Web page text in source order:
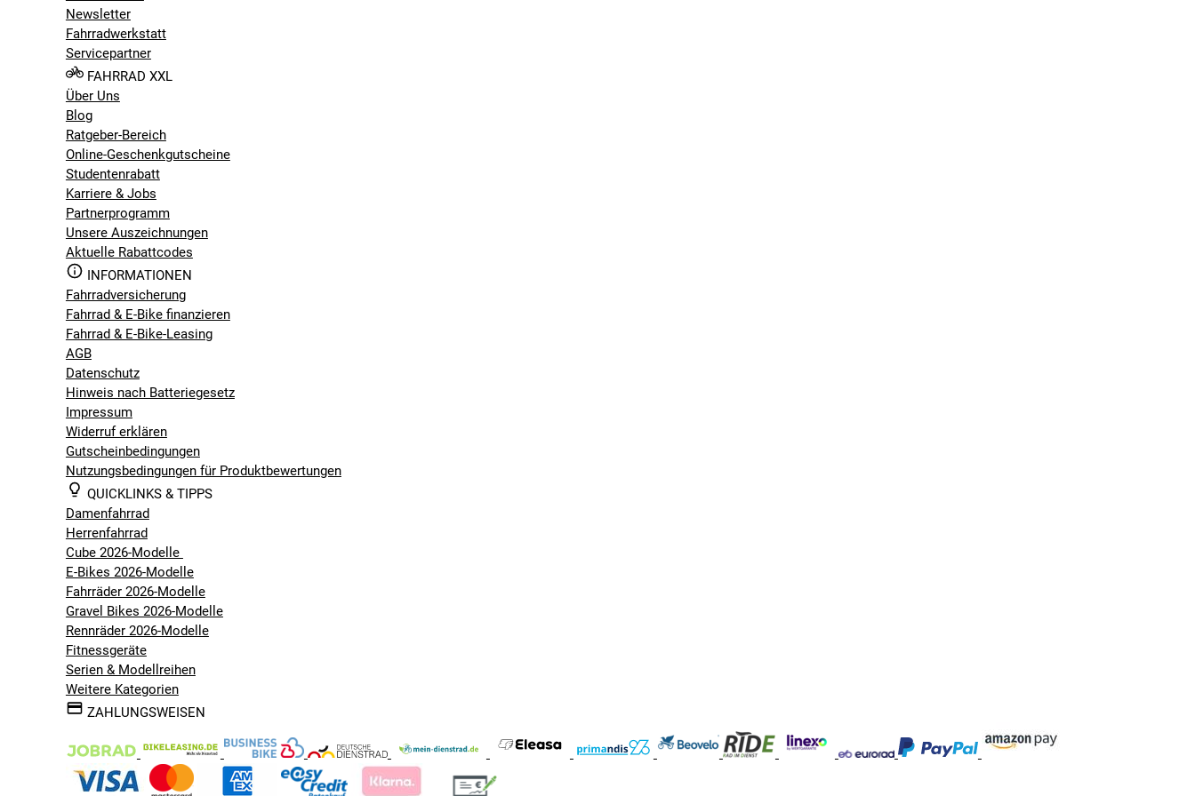
Newsletter
Fahrradwerkstatt
Servicepartner
FAHRRAD XXL
Über Uns
Blog
Ratgeber-Bereich
Online-Geschenkgutscheine
Studentenrabatt
Karriere & Jobs
Partnerprogramm
Unsere Auszeichnungen
Aktuelle Rabattcodes
INFORMATIONEN
Fahrradversicherung
Fahrrad & E-Bike finanzieren
Fahrrad & E-Bike-Leasing
AGB
Datenschutz
Hinweis nach Batteriegesetz
Impressum
Widerruf erklären
Gutscheinbedingungen
Nutzungsbedingungen für Produktbewertungen
QUICKLINKS & TIPPS
Damenfahrrad
Herrenfahrrad
Cube 2026-Modelle
E-Bikes 2026-Modelle
Fahrräder 2026-Modelle
Gravel Bikes 2026-Modelle
Rennräder 2026-Modelle
Fitnessgeräte
Serien & Modellreihen
Weitere Kategorien
ZAHLUNGSWEISEN